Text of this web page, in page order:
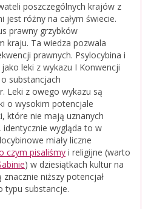
poszczególnych krajów z
jest różny na całym świecie.
prawny grzybków
kraju. Ta wiedza pozwala
prawnych. Psylocybina i
leki z wykazu I Konwencji
substancjach
Leki z owego wykazu są
o wysokim potencjale
które nie mają uznanych
wygląda to w
miały liczne
czym pisaliśmy i religijne (warto
) w dziesiątkach kultur na
niższy potencjał
typu substancje.